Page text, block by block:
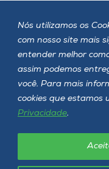
Nós utilizamos os
com nosso site mais
entender melhor
assim podemos
você. Para mais
cookies que estamos
Privacidade.
Siga a Unoesc
Política de privacidade